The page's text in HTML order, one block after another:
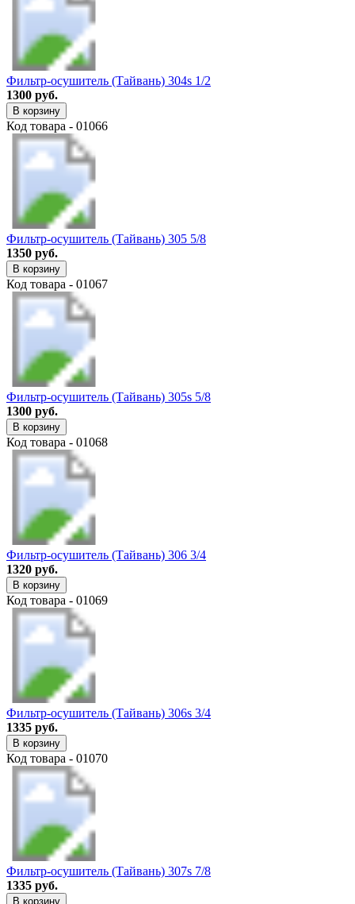
Фильтр-осушитель (Тайвань) 304s 1/2
1300 руб.
В корзину
Код товара - 01066
Фильтр-осушитель (Тайвань) 305 5/8
1350 руб.
В корзину
Код товара - 01067
Фильтр-осушитель (Тайвань) 305s 5/8
1300 руб.
В корзину
Код товара - 01068
Фильтр-осушитель (Тайвань) 306 3/4
1320 руб.
В корзину
Код товара - 01069
Фильтр-осушитель (Тайвань) 306s 3/4
1335 руб.
В корзину
Код товара - 01070
Фильтр-осушитель (Тайвань) 307s 7/8
1335 руб.
В корзину